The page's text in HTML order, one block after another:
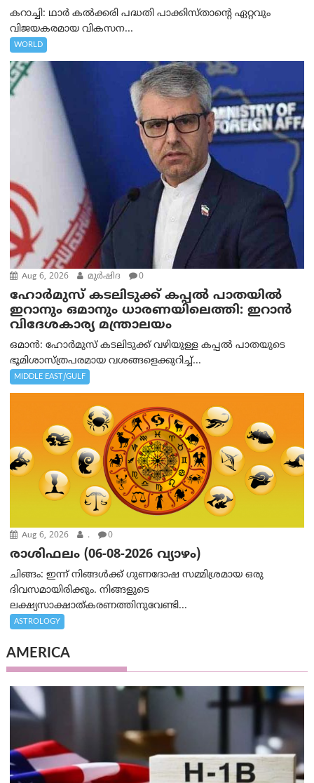
കറാച്ചി: ഥാർ കൽക്കരി പദ്ധതി പാക്കിസ്താന്റെ ഏറ്റവും
വിജയകരമായ വികസന...
WORLD
Aug 6, 2026 മുര്‍ഷിദ 0
ഹോർമുസ് കടലിടുക്ക് കപ്പൽ പാതയിൽ
ഇറാനും ഒമാനും ധാരണയിലെത്തി: ഇറാൻ
വിദേശകാര്യ മന്ത്രാലയം
ഒമാന്‍: ഹോർമുസ് കടലിടുക്ക് വഴിയുള്ള കപ്പൽ പാതയുടെ
ഭൂമിശാസ്ത്രപരമായ വശങ്ങളെക്കുറിച്ച്...
MIDDLE EAST/GULF
Aug 6, 2026 . 0
രാശിഫലം (06-08-2026 വ്യാഴം)
ചിങ്ങം: ഇന്ന് നിങ്ങൾക്ക് ഗുണദോഷ സമ്മിശ്രമായ ഒരു
ദിവസമായിരിക്കും. നിങ്ങളുടെ
ലക്ഷ്യസാക്ഷാത്കരണത്തിനുവേണ്ടി...
ASTROLOGY
AMERICA